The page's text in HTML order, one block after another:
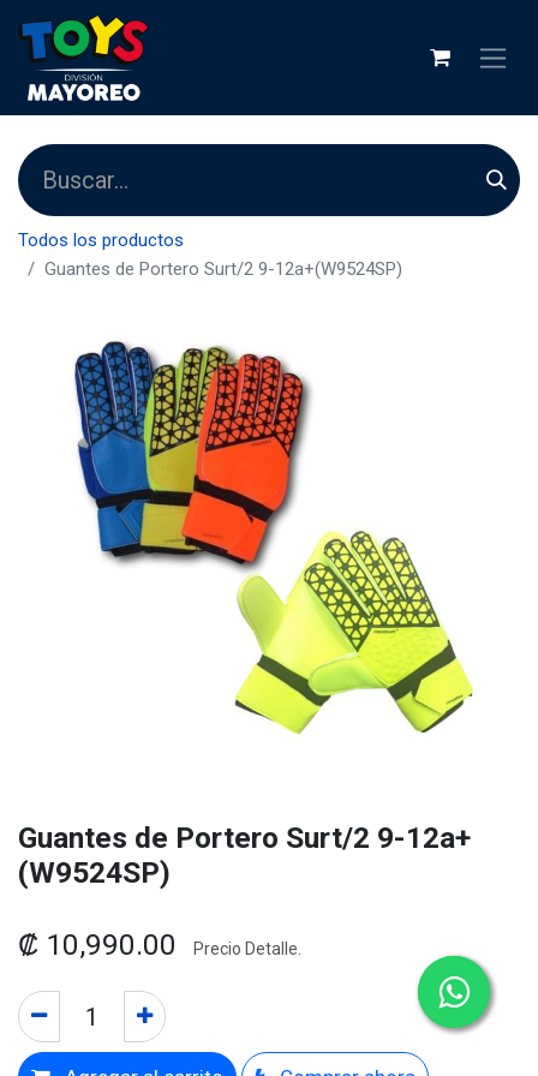
Todos los productos
Guantes de Portero Surt/2 9-12a+(W9524SP)
Guantes de Portero Surt/2 9-12a+
(W9524SP)
₡ 10,990.00 Precio Detalle.